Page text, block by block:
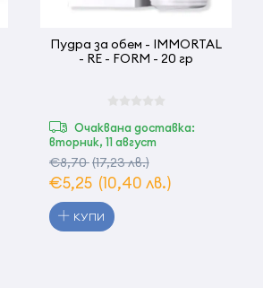
Пудра за обем - IMMORTAL
- RE - FORM - 20 гр
Очаквана доставка:
вторник, 11 август
€8,70(17,23 лв.)
€5,25 (10,40 лв.)
КУПИ